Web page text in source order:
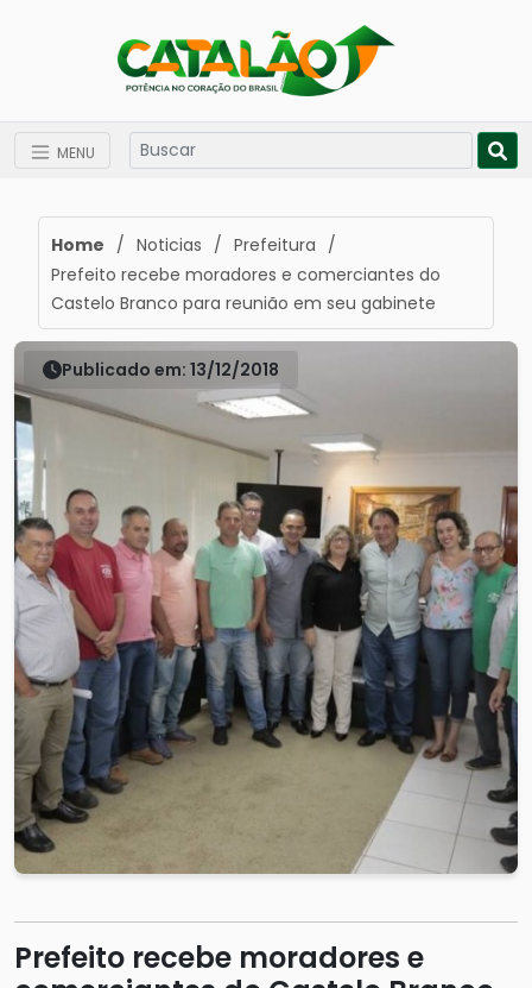
MENU
Home / Noticias / Prefeitura /
Prefeito recebe moradores e comerciantes do
Castelo Branco para reunião em seu gabinete
Publicado em: 13/12/2018
Prefeito recebe moradores e